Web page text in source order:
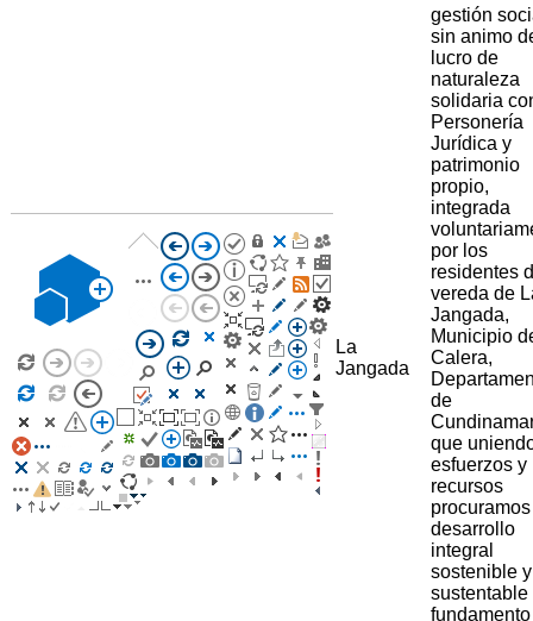
La
Jangada
gestión
sin animo
lucro de
naturaleza
solidaria
Personería
Jurídica y
patrimonio
propio,
integrada
por los
residentes
vereda de
Jangada,
Municipio
Calera,
de
que
esfuerzos y
recursos
desarrollo
integral
sostenible y
sustentable